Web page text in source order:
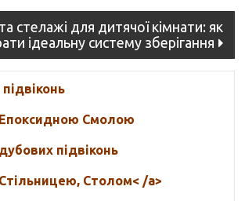
стелажі для дитячої кімнати: як
ідеальну систему зберігання
Епоксидною Смолою
підвіконь
Столом< /a>